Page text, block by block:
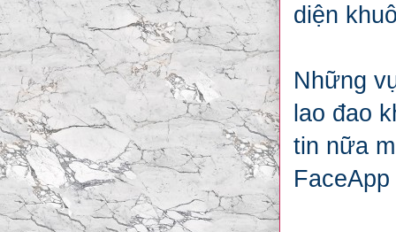
diện
Những
lao đao
tin nữa